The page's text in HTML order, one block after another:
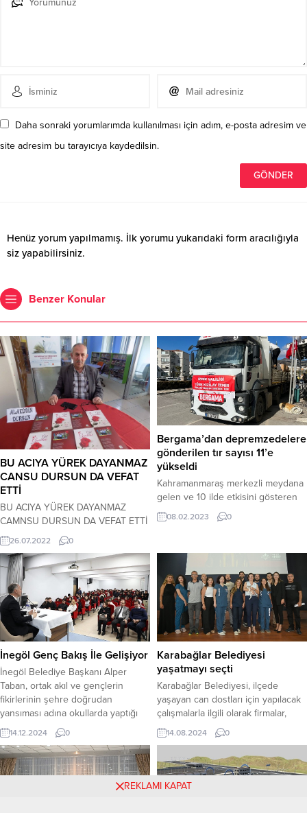
Daha sonraki yorumlarımda kullanılması için adım, e-posta adresim ve
site adresim bu tarayıcıya kaydedilsin.
Henüz yorum yapılmamış. İlk yorumu yukarıdaki form aracılığıyla
siz yapabilirsiniz.
Benzer Konular
BU ACIYA YÜREK DAYANMAZ
CANSU DURSUN DA VEFAT
ETTİ
BU ACIYA YÜREK DAYANMAZ
CAMNSU DURSUN DA VEFAT ETTİ
Aslen Artvinli olup; uzun yıllar ve
hâlen Samsun Ondokuzmayıs
ilçesi, Engiz Mahallesi’nde ikâmet
eden, Kültür Bakanlığı Halk Şairi
Alaeddin DURSUN’un, OMÜ ve
Bafra hastanelerinde yoğun
bakımda tedavi gören kızı, epilepsi
hastası Cansu Sultan Dursun da
dün akşam vefat etti. Bir süre...
26.07.2022 0
Bergama’dan depremzedelere
gönderilen tır sayısı 11’e
yükseldi
Kahramanmaraş merkezli meydana
gelen ve 10 ilde etkisini gösteren
büyük deprem felaketi ardından
tüm yurtta olduğu gibi Bergama’da
kampanyasında toplanan
malzemeler 11 ayrı tır ile bölgeye
gönderilmek üzere yola çıktı.
Kampanyaya Bergama’da 7’den
77’ye herkesin az çok demeden
katkı sunmaya çalıştığını açıklayan
Bergama Belediye Başkanı Hakan
08.02.2023 0
İnegöl Genç Bakış İle Gelişiyor
İnegöl Belediye Başkanı Alper
Taban, ortak akıl ve gençlerin
fikirlerinin şehre doğrudan
yansıması adına okullarda yaptığı
Genç Bakış buluşmaları
kapsamında bu hafta Turgutalp
Anadolu Lisesine konuk oldu.
14.12.2024 0
Karabağlar Belediyesi
yaşatmayı seçti
Karabağlar Belediyesi, ilçede
yaşayan can dostları için yapılacak
çalışmalarla ilgili olarak firmalar,
veteriner klinikleri ve vatandaşların
katılımıyla geniş kapsamlı paydaş
toplantısı düzenledi.
14.08.2024 0
REKLAMI KAPAT